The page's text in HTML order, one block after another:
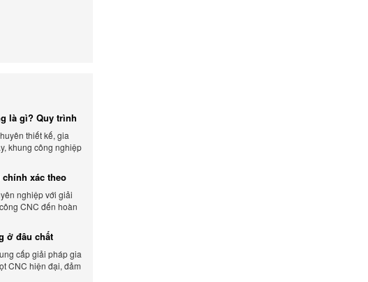
là gì? Quy trình
thiết kế, gia
khung công nghiệp
xác theo
nghiệp với giải
CNC đến hoàn
ở đâu chất
cấp giải pháp gia
CNC hiện đại, đảm